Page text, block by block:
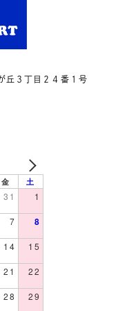
丘３丁目２４番１号
金 土
31 1
7 8
14 15
21 22
28 29